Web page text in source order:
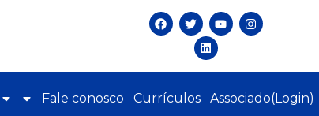
Fale conosco Currículos Associado(Login)